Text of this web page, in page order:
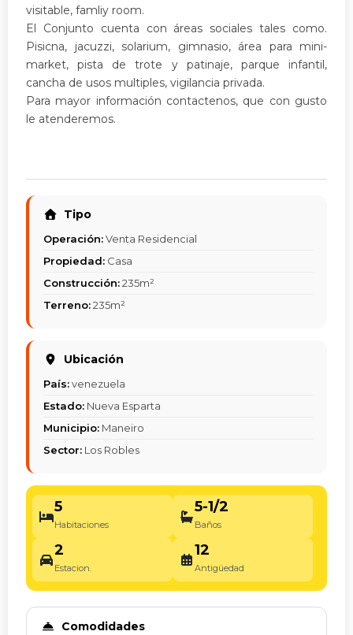
visitable, famliy room.
El Conjunto cuenta con áreas sociales tales como.
Pisicna, jacuzzi, solarium, gimnasio, área para mini-
market, pista de trote y patinaje, parque infantil,
cancha de usos multiples, vigilancia privada.
Para mayor información contactenos, que con gusto
le atenderemos.
Tipo
Operación:Venta Residencial
Propiedad: Casa
Construcción:235m²
Terreno:235m²
Ubicación
País:venezuela
Estado: Nueva Esparta
Municipio: Maneiro
Sector: Los Robles
5
Habitaciones
5-1/2
Baños
2
Estacion.
12
Antigüedad
Comodidades